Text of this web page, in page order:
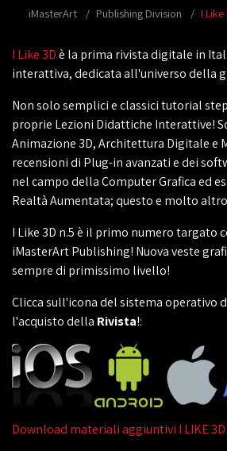
iMasterArt Publishing Division I
I Like 3Dè la prima rivista digitale in
interattiva, dedicata all'universo della
Non solo semplici e classici tutorial
proprie Lezioni Didattiche Interattive!
Animazione 3D, Architettura Digitale e
recensioni di Plug-in avanzati e dei
nel campo della Computer Grafica ed
Realtà Aumentata; questo e molto altro
I Like 3D n.5 è il primo numero targato
iMasterArt Publishing! Nuova veste
sempre di primissimo livello!
Clicca sull'icona del sistema operativo
l'acquisto della Rivista!:
Download materiali aggiuntivi I LIKE 3D